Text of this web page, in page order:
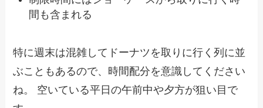
間も含まれる
特に週末は混雑してドーナツを取りに行く列に並
ぶこともあるので、時間配分を意識してください
ね。 空いている平日の午前中や夕方が狙い目で